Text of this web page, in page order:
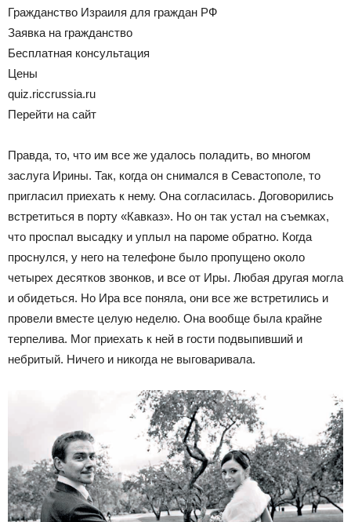
Гражданство Израиля для граждан РФ
Заявка на гражданство
Бесплатная консультация
Цены
quiz.riccrussia.ru
Перейти на сайт
Правда, то, что им все же удалось поладить, во многом
заслуга Ирины. Так, когда он снимался в Севастополе, то
пригласил приехать к нему. Она согласилась. Договорились
встретиться в порту «Кавказ». Но он так устал на съемках,
что проспал высадку и уплыл на пароме обратно. Когда
проснулся, у него на телефоне было пропущено около
четырех десятков звонков, и все от Иры. Любая другая могла
и обидеться. Но Ира все поняла, они все же встретились и
провели вместе целую неделю. Она вообще была крайне
терпелива. Мог приехать к ней в гости подвыпивший и
небритый. Ничего и никогда не выговаривала.